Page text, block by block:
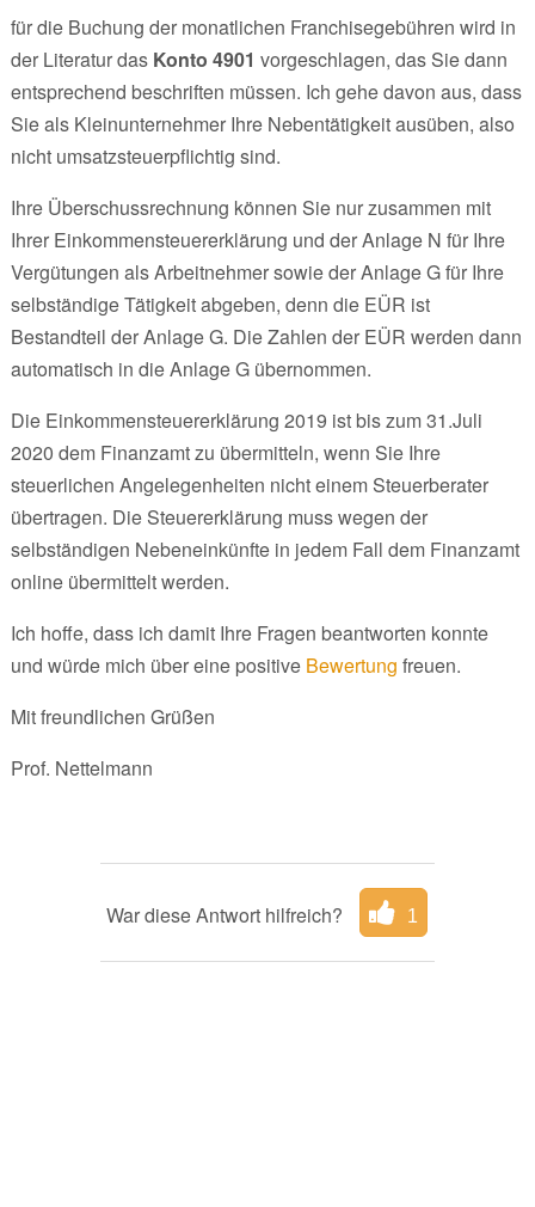
für die Buchung der monatlichen Franchisegebühren wird in
der Literatur das Konto 4901 vorgeschlagen, das Sie dann
entsprechend beschriften müssen. Ich gehe davon aus, dass
Sie als Kleinunternehmer Ihre Nebentätigkeit ausüben, also
nicht umsatzsteuerpflichtig sind.
Ihre Überschussrechnung können Sie nur zusammen mit
Ihrer Einkommensteuererklärung und der Anlage N für Ihre
Vergütungen als Arbeitnehmer sowie der Anlage G für Ihre
selbständige Tätigkeit abgeben, denn die EÜR ist
Bestandteil der Anlage G. Die Zahlen der EÜR werden dann
automatisch in die Anlage G übernommen.
Die Einkommensteuererklärung 2019 ist bis zum 31.Juli
2020 dem Finanzamt zu übermitteln, wenn Sie Ihre
steuerlichen Angelegenheiten nicht einem Steuerberater
übertragen. Die Steuererklärung muss wegen der
selbständigen Nebeneinkünfte in jedem Fall dem Finanzamt
online übermittelt werden.
Ich hoffe, dass ich damit Ihre Fragen beantworten konnte
und würde mich über eine positive Bewertung freuen.
Mit freundlichen Grüßen
Prof. Nettelmann
War diese Antwort hilfreich? 1